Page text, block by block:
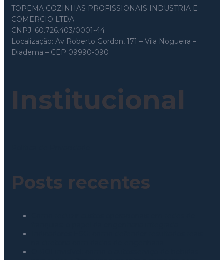
TOPEMA COZINHAS PROFISSIONAIS INDUSTRIA E
COMERCIO LTDA
CNPJ: 60.726.403/0001-44
Localização: Av Roberto Gordon, 171 – Vila Nogueira –
Diadema – CEP 09990-090
Institucional
Posts recentes